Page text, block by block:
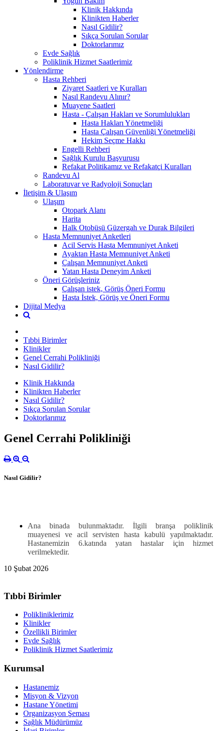
Klinik Hakkında
Klinikten Haberler
Nasıl Gidilir?
Sıkça Sorulan Sorular
Doktorlarımız
Evde Sağlık
Poliklinik Hizmet Saatlerimiz
Yönlendirme
Hasta Rehberi
Ziyaret Saatleri ve Kuralları
Nasıl Randevu Alınır?
Muayene Saatleri
Hasta - Çalışan Hakları ve Sorumlulukları
Hasta Hakları Yönetmeliği
Hasta Çalışan Güvenliği Yönetmeliği
Hekim Seçme Hakkı
Engelli Rehberi
Sağlık Kurulu Başvurusu
Refakat Politikamız ve Refakatçi Kuralları
Randevu Al
Laboratuvar ve Radyoloji Sonuçları
İletişim & Ulaşım
Ulaşım
Otopark Alanı
Harita
Halk Otobüsü Güzergah ve Durak Bilgileri
Hasta Memnuniyet Anketleri
Acil Servis Hasta Memnuniyet Anketi
Ayaktan Hasta Memnuniyet Anketi
Çalışan Memnuniyet Anketi
Yatan Hasta Deneyim Anketi
Öneri Görüşleriniz
Çalışan istek, Görüş Öneri Formu
Hasta İstek, Görüş ve Öneri Formu
Dijital Medya
Tıbbi Birimler
Klinikler
Genel Cerrahi Polikliniği
Nasıl Gidilir?
Klinik Hakkında
Klinikten Haberler
Nasıl Gidilir?
Sıkça Sorulan Sorular
Doktorlarımız
Genel Cerrahi Polikliniği
Nasıl Gidilir?
Ana binada bulunmaktadır. İlgili branşa poliklinik
muayenesi ve acil servisten hasta kabulü yapılmaktadır.
Hastanemizin 6.katında yatan hastalar için hizmet
verilmektedir.
10 Şubat 2026
Tıbbi Birimler
Polikliniklerimiz
Klinikler
Özellikli Birimler
Evde Sağlık
Poliklinik Hizmet Saatlerimiz
Kurumsal
Hastanemiz
Misyon & Vizyon
Hastane Yönetimi
Organizasyon Şeması
Sağlık Müdürümüz